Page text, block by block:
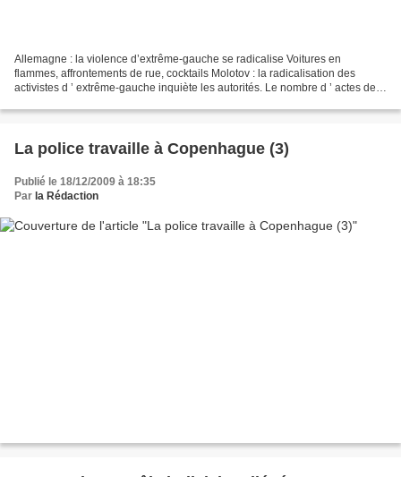
Allemagne : la violence d’extrême-gauche se radicalise Voitures en
flammes, affrontements de rue, cocktails Molotov : la radicalisation des
activistes d ’ extrême-gauche inquiète les autorités. Le nombre d ’ actes de
La police travaille à Copenhague (3)
Publié le 18/12/2009 à 18:35
Par la Rédaction